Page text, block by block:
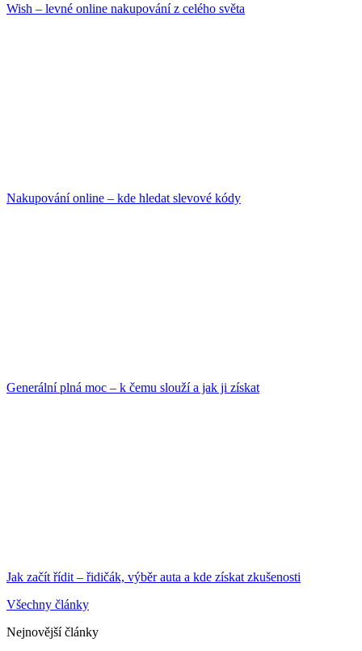
Wish – levné online nakupování z celého světa
Nakupování online – kde hledat slevové kódy
Generální plná moc – k čemu slouží a jak ji získat
Jak začít řídit – řidičák, výběr auta a kde získat zkušenosti
Všechny články
Nejnovější články